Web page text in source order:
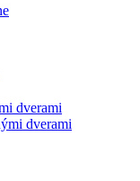
dverami
dverami